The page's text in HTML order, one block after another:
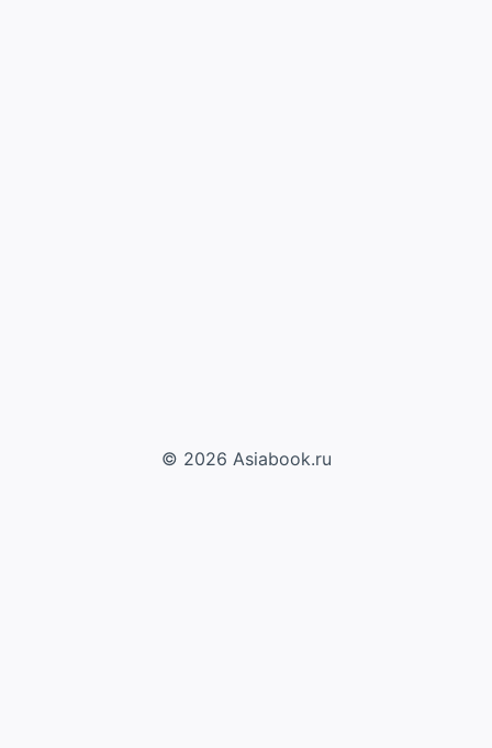
© 2026 Asiabook.ru